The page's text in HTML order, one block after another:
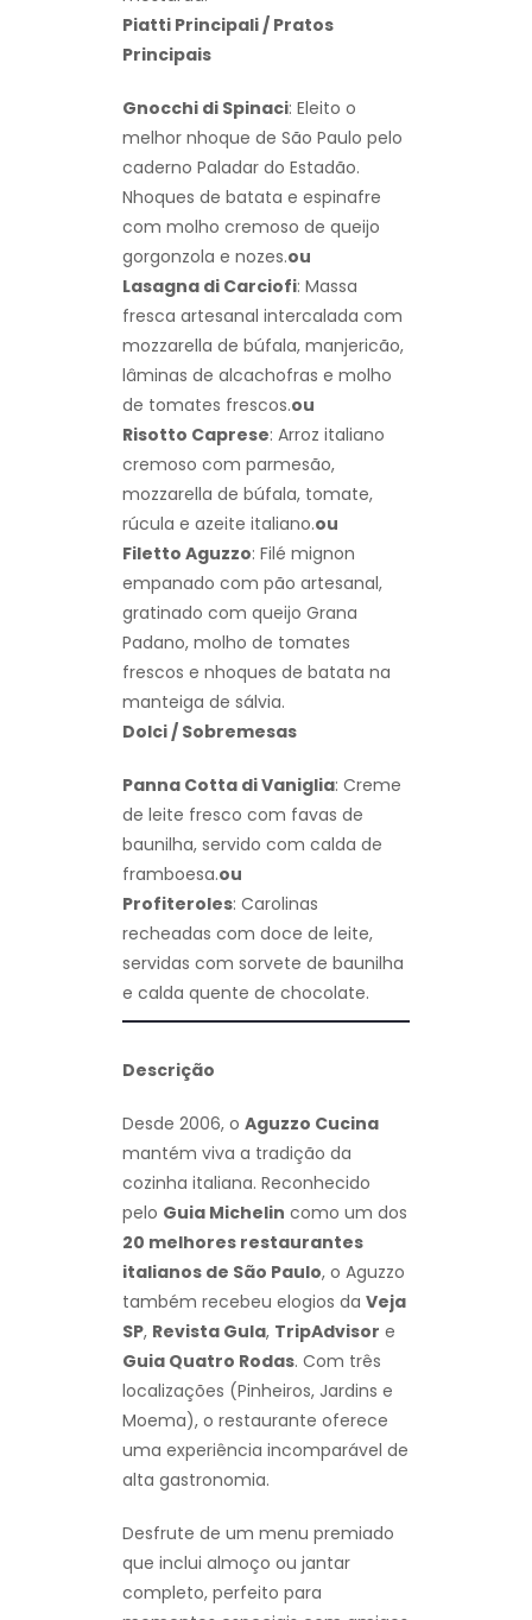
Piatti Principali / Pratos
Principais
Gnocchi di Spinaci: Eleito o
melhor nhoque de São Paulo pelo
caderno Paladar do Estadão.
Nhoques de batata e espinafre
com molho cremoso de queijo
gorgonzola e nozes.ou
Lasagna di Carciofi: Massa
fresca artesanal intercalada com
mozzarella de búfala, manjericão,
lâminas de alcachofras e molho
de tomates frescos.ou
Risotto Caprese: Arroz italiano
cremoso com parmesão,
mozzarella de búfala, tomate,
rúcula e azeite italiano.ou
Filetto Aguzzo: Filé mignon
empanado com pão artesanal,
gratinado com queijo Grana
Padano, molho de tomates
frescos e nhoques de batata na
manteiga de sálvia.
Dolci / Sobremesas
Panna Cotta di Vaniglia: Creme
de leite fresco com favas de
baunilha, servido com calda de
framboesa.ou
Profiteroles: Carolinas
recheadas com doce de leite,
servidas com sorvete de baunilha
e calda quente de chocolate.
Descrição
Desde 2006, o Aguzzo Cucina
mantém viva a tradição da
cozinha italiana. Reconhecido
pelo Guia Michelin como um dos
20 melhores restaurantes
italianos de São Paulo, o Aguzzo
também recebeu elogios da Veja
SP, Revista Gula, TripAdvisor e
Guia Quatro Rodas. Com três
localizações (Pinheiros, Jardins e
Moema), o restaurante oferece
uma experiência incomparável de
alta gastronomia.
Desfrute de um menu premiado
que inclui almoço ou jantar
completo, perfeito para